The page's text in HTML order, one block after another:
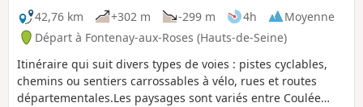
42,76 km
+302 m -299 m 4h
Moyenne
Départ à Fontenay-aux-Roses (Hauts-de-Seine)
Itinéraire qui suit divers types de voies : pistes cyclables,
chemins ou sentiers carrossables à vélo, rues et routes
départementales.Les paysages sont variés entre Coulée